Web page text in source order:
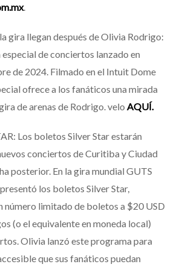
.
gira llegan después de Olivia Rodrigo:
de conciertos lanzado en
de 2024. Filmado en el Intuit Dome
ofrece a los fanáticos una mirada
de arenas de Rodrigo. velo AQUÍ.
Los boletos Silver Star estarán
conciertos de Curitiba y Ciudad
posterior. En la gira mundial GUTS
los boletos Silver Star,
número limitado de boletos a $20 USD
(o el equivalente en moneda local)
Olivia lanzó este programa para
que sus fanáticos puedan